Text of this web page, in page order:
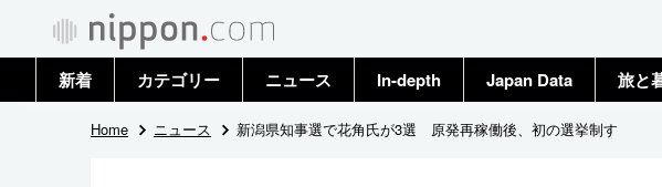
新着 カテゴリー
政治・外交
ニュース
トップ
In-depth Japan Data 旅と
Home ニュース 新潟県知事選で花角氏が3選 原発再稼働後、初の選挙制す